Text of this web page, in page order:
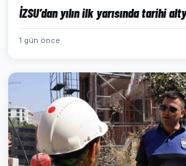
İZSU’dan yılın ilk yarısında tarihi
1 gün önce